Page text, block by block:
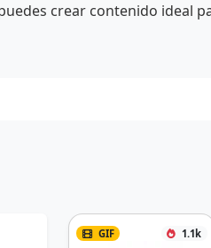
crear contenido ideal
GIF 1.1k